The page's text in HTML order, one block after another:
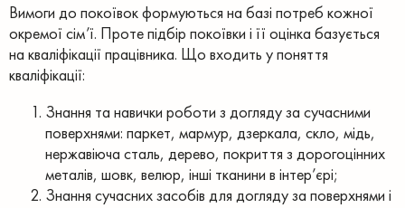
Вимоги до покоївок формуються на базі потреб кожної
окремої сім’ї. Проте підбір покоївки і її оцінка базується
на кваліфікації працівника. Що входить у поняття
кваліфікації:
Знання та навички роботи з догляду за сучасними
поверхнями: паркет, мармур, дзеркала, скло, мідь,
нержавіюча сталь, дерево, покриття з дорогоцінних
металів, шовк, велюр, інші тканини в інтер’єрі;
Знання сучасних засобів для догляду за поверхнями і